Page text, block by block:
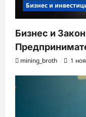
Бизнес и
Бизнес и
mining_broth 1